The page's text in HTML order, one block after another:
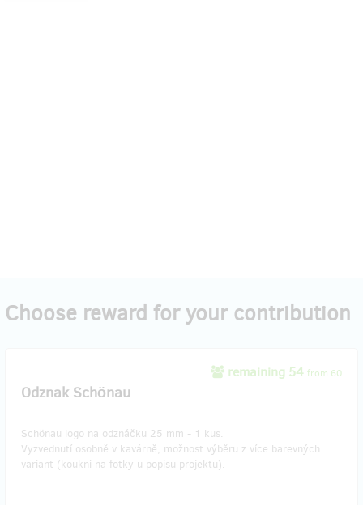
Choose reward for your contribution
remaining 54 from 60
Odznak Schönau
Schönau logo na odznáčku 25 mm - 1 kus.
Vyzvednutí osobně v kavárně, možnost výběru z více barevných
variant (koukni na fotky u popisu projektu).